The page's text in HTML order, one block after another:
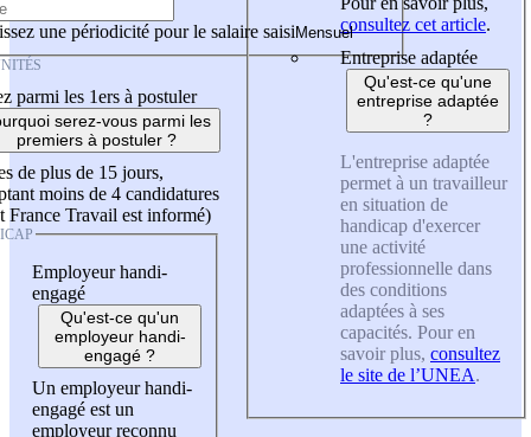
une périodicité pour le salaire saisi
parmi les 1ers à postuler
serez-vous parmi les
premiers à postuler ?
de plus de 15 jours,
moins de 4 candidatures
France Travail est informé)
Employeur handi-
engagé
Qu'est-ce qu'un
employeur handi-
engagé ?
Un employeur handi-
engagé est un
employeur reconnu
consultez cet article.
Entreprise adaptée
Qu'est-ce qu'une
entreprise adaptée
?
L'entreprise adaptée
permet à un travailleur
en situation de
handicap d'exercer
une activité
professionnelle dans
des conditions
adaptées à ses
capacités. Pour en
savoir plus, consultez
le site de l’UNEA.